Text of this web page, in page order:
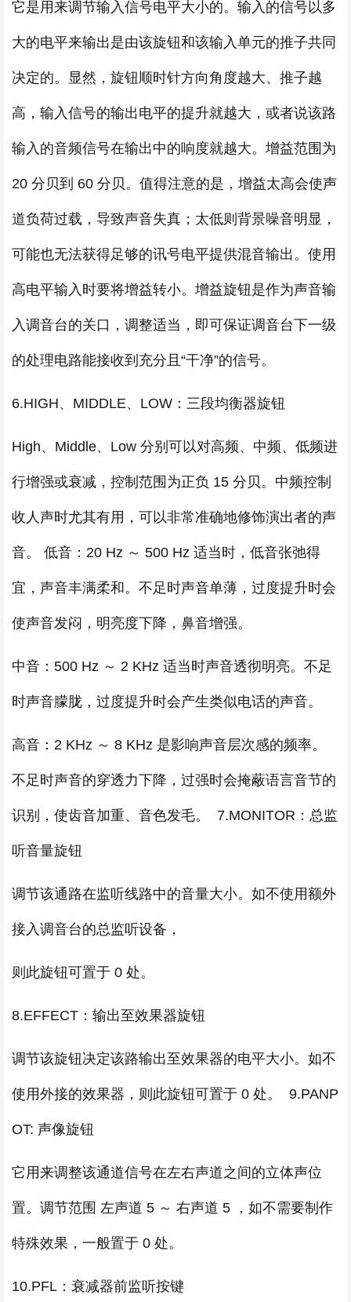
它是用来调节输入信号电平大小的。输入的信号以多
大的电平来输出是由该旋钮和该输入单元的推子共同
决定的。显然，旋钮顺时针方向角度越大、推子越
高，输入信号的输出电平的提升就越大，或者说该路
输入的音频信号在输出中的响度就越大。增益范围为
20 分贝到 60 分贝。值得注意的是，增益太高会使声
道负荷过载，导致声音失真；太低则背景噪音明显，
可能也无法获得足够的讯号电平提供混音输出。使用
高电平输入时要将增益转小。增益旋钮是作为声音输
入调音台的关口，调整适当，即可保证调音台下一级
的处理电路能接收到充分且“干净”的信号。
6.HIGH、MIDDLE、LOW：三段均衡器旋钮
High、Middle、Low 分别可以对高频、中频、低频进
行增强或衰减，控制范围为正负 15 分贝。中频控制
收人声时尤其有用，可以非常准确地修饰演出者的声
音。 低音：20 Hz ～ 500 Hz 适当时，低音张弛得
宜，声音丰满柔和。不足时声音单薄，过度提升时会
使声音发闷，明亮度下降，鼻音增强。
中音：500 Hz ～ 2 KHz 适当时声音透彻明亮。不足
时声音朦胧，过度提升时会产生类似电话的声音。
高音：2 KHz ～ 8 KHz 是影响声音层次感的频率。
不足时声音的穿透力下降，过强时会掩蔽语言音节的
识别，使齿音加重、音色发毛。 7.MONITOR：总监
听音量旋钮
调节该通路在监听线路中的音量大小。如不使用额外
接入调音台的总监听设备，
则此旋钮可置于 0 处。
8.EFFECT：输出至效果器旋钮
调节该旋钮决定该路输出至效果器的电平大小。如不
使用外接的效果器，则此旋钮可置于 0 处。 9.PANP
OT: 声像旋钮
它用来调整该通道信号在左右声道之间的立体声位
置。调节范围 左声道 5 ～ 右声道 5 ，如不需要制作
特殊效果，一般置于 0 处。
10.PFL：衰减器前监听按键